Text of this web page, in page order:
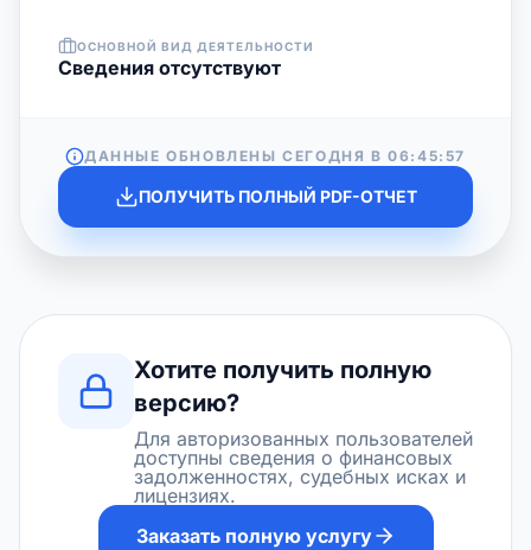
ОСНОВНОЙ ВИД ДЕЯТЕЛЬНОСТИ
Cведения отсутствуют
ДАННЫЕ ОБНОВЛЕНЫ СЕГОДНЯ В06:45:57
ПОЛУЧИТЬ ПОЛНЫЙ PDF-ОТЧЕТ
Хотите получить полную
версию?
Для авторизованных пользователей
доступны сведения о финансовых
задолженностях, судебных исках и
лицензиях.
Заказать полную услугу